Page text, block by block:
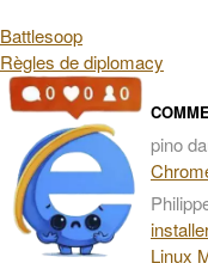
Battlesoop
Règles de diplomacy
pino
Linux